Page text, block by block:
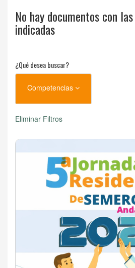
No hay documentos con
indicadas
¿Qué desea buscar?
Competencias
Eliminar Filtros